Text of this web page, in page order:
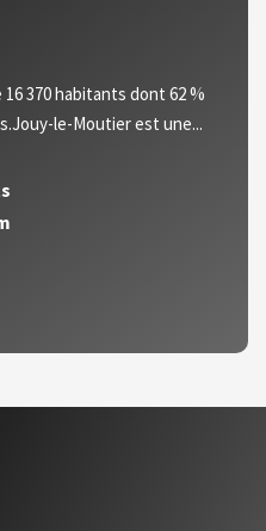
370 habitants dont 62 %
le-Moutier est une...